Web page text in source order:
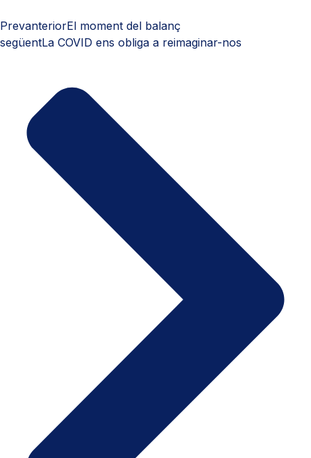
PrevanteriorEl moment del balanç
següentLa COVID ens obliga a reimaginar-nos